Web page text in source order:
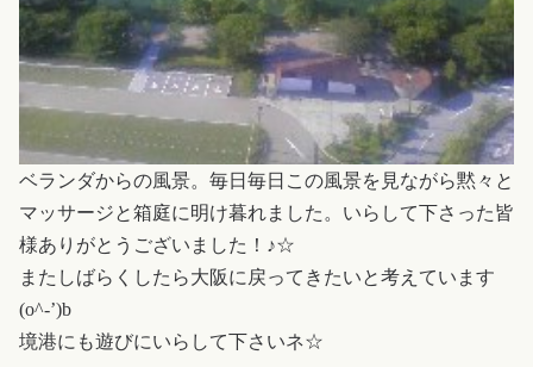
ベランダからの風景。毎日毎日この風景を見ながら黙々と
マッサージと箱庭に明け暮れました。いらして下さった皆
様ありがとうございました！♪☆
またしばらくしたら大阪に戻ってきたいと考えています
(o^-’)b
境港にも遊びにいらして下さいネ☆